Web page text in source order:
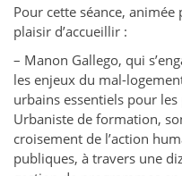
Pour cette séance,
plaisir d’accueillir :
– Manon Gallego, qui
les enjeux du mal-
urbains essentiels pour
Urbaniste de formation,
croisement de l’action
publiques, à travers une